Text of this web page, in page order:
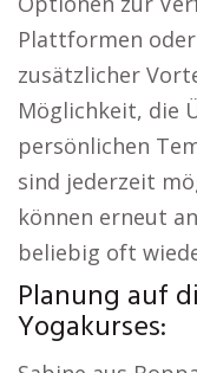
Plattformen
zusätzlicher
Möglichkeit, die
persönlichen
sind jederzeit
können erneut
beliebig oft
Planung auf
Yogakurses: